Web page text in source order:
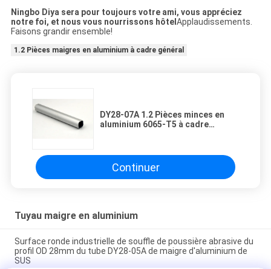
Ningbo Diya sera pour toujours votre ami, vous appréciez
notre foi, et nous vous nourrissons hôtel Applaudissements.
Faisons grandir ensemble!
1.2 Pièces maigres en aluminium à cadre général
DY28-07A 1.2 Pièces minces en
aluminium 6065-T5 à cadre
Continuer
Tuyau maigre en aluminium
Surface ronde industrielle de souffle de poussière abrasive du
profil OD 28mm du tube DY28-05A de maigre d'aluminium de
SUS